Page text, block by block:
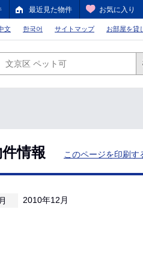
最近見た物件 お気に入り
文 한국어 サイトマップ お部屋を貸
情報 このページを印刷す
2010年12月